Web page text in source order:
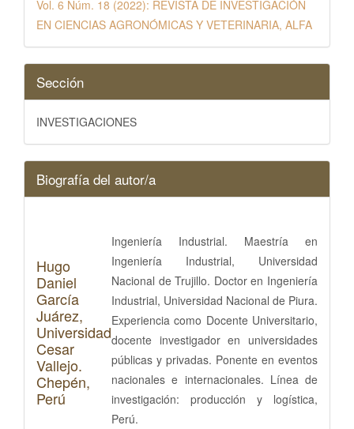
Vol. 6 Núm. 18 (2022): REVISTA DE INVESTIGACIÓN
EN CIENCIAS AGRONÓMICAS Y VETERINARIA, ALFA
Sección
INVESTIGACIONES
Biografía del autor/a
Hugo
Daniel
García
Juárez,
Universidad
Cesar
Vallejo.
Chepén,
Perú
Ingeniería Industrial. Maestría en
Ingeniería Industrial, Universidad
Nacional de Trujillo. Doctor en Ingeniería
Industrial, Universidad Nacional de Piura.
Experiencia como Docente Universitario,
docente investigador en universidades
públicas y privadas. Ponente en eventos
nacionales e internacionales. Línea de
investigación: producción y logística,
Perú.